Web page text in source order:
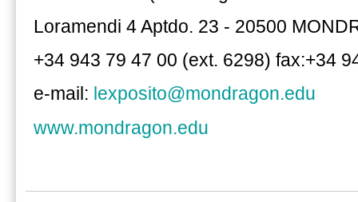
Loramendi 4 Aptdo. 23 - 20500
+34 943 79 47 00 (ext. 6298) fax:+34
e-mail: lexposito@mondragon.edu
www.mondragon.edu